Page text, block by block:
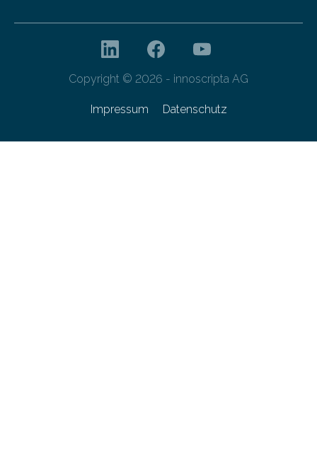
Copyright © 2026 - innoscripta AG
Impressum Datenschutz